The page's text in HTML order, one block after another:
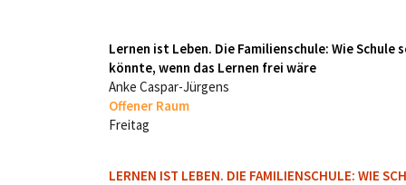
Lernen ist Leben. Die Familienschule: Wie Schule
könnte, wenn das Lernen frei wäre
Anke Caspar-Jürgens
Offener Raum
Freitag
LERNEN IST LEBEN. DIE FAMILIENSCHULE: WIE